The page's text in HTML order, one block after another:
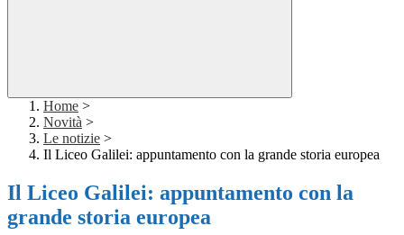
Home >
Novità >
Le notizie >
Il Liceo Galilei: appuntamento con la grande storia europea
Il Liceo Galilei: appuntamento con la
grande storia europea